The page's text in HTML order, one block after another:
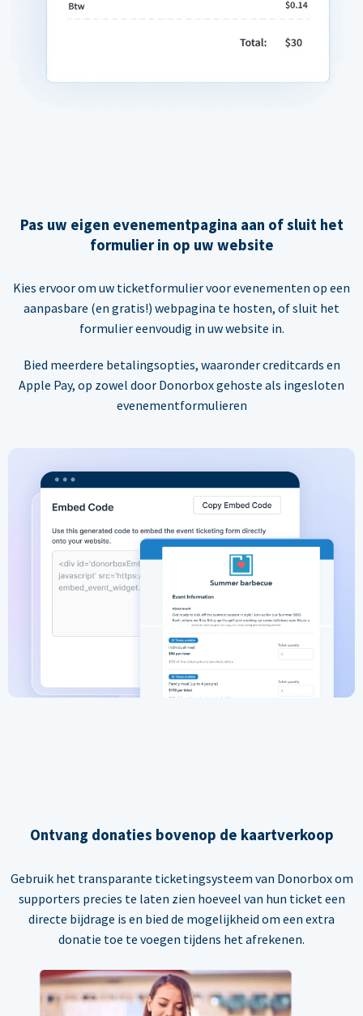
Pas uw eigen evenementpagina aan of sluit het
formulier in op uw website
Kies ervoor om uw ticketformulier voor evenementen op een
aanpasbare (en gratis!) webpagina te hosten, of sluit het
formulier eenvoudig in uw website in.
Bied meerdere betalingsopties, waaronder creditcards en
Apple Pay, op zowel door Donorbox gehoste als ingesloten
evenementformulieren
Ontvang donaties bovenop de kaartverkoop
Gebruik het transparante ticketingsysteem van Donorbox om
supporters precies te laten zien hoeveel van hun ticket een
directe bijdrage is en bied de mogelijkheid om een extra
donatie toe te voegen tijdens het afrekenen.